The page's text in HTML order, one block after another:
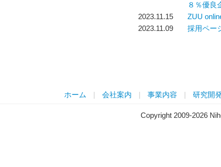
８％優良
2023.11.15
ZUU
2023.11.09
採用ペー
ホーム | 会社案内 | 事業内容 | 研究開
Copyright 2009-2026